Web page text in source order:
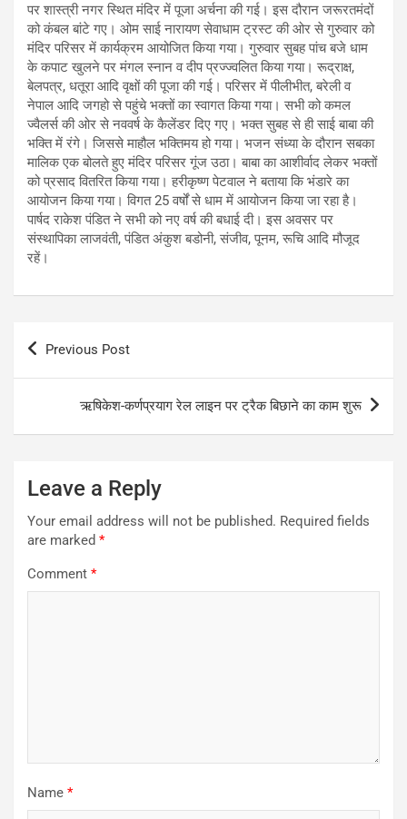
पर शास्त्री नगर स्थित मंदिर में पूजा अर्चना की गई। इस दौरान जरूरतमंदों
को कंबल बांटे गए। ओम साई नारायण सेवाधाम ट्रस्ट की ओर से गुरुवार को
मंदिर परिसर में कार्यक्रम आयोजित किया गया। गुरुवार सुबह पांच बजे धाम
के कपाट खुलने पर मंगल स्नान व दीप प्रज्ज्वलित किया गया। रूद्राक्ष,
बेलपत्र, धतूरा आदि वृक्षों की पूजा की गई। परिसर में पीलीभीत, बरेली व
नेपाल आदि जगहो से पहुंचे भक्तों का स्वागत किया गया। सभी को कमल
ज्वैलर्स की ओर से नववर्ष के कैलेंडर दिए गए। भक्त सुबह से ही साई बाबा की
भक्ति में रंगे। जिससे माहौल भक्तिमय हो गया। भजन संध्या के दौरान सबका
मालिक एक बोलते हुए मंदिर परिसर गूंज उठा। बाबा का आशीर्वाद लेकर भक्तों
को प्रसाद वितरित किया गया। हरीकृष्ण पेटवाल ने बताया कि भंडारे का
आयोजन किया गया। विगत 25 वर्षों से धाम में आयोजन किया जा रहा है।
पार्षद राकेश पंडित ने सभी को नए वर्ष की बधाई दी। इस अवसर पर
संस्थापिका लाजवंती, पंडित अंकुश बडोनी, संजीव, पूनम, रूचि आदि मौजूद
रहें।
Post
Previous Post
ऋषिकेश-कर्णप्रयाग रेल लाइन पर ट्रैक बिछाने का काम शुरू
Leave a Reply
Your email address will not be published. Required fields
are marked *
Comment *
Name *